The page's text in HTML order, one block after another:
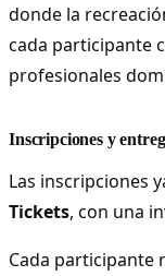
donde la
cada participante
profesionales
Inscripciones y
Las inscripciones
Tickets, con una
Cada participante